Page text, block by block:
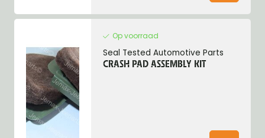
Op voorraad
Seal Tested Automotive Parts
CRASH PAD ASSEMBLY KIT